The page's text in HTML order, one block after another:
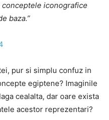
iconografice
baza.”
pur si simplu confuz in
egiptene? Imaginile
cealalta, dar oare exista
acestor reprezentari?